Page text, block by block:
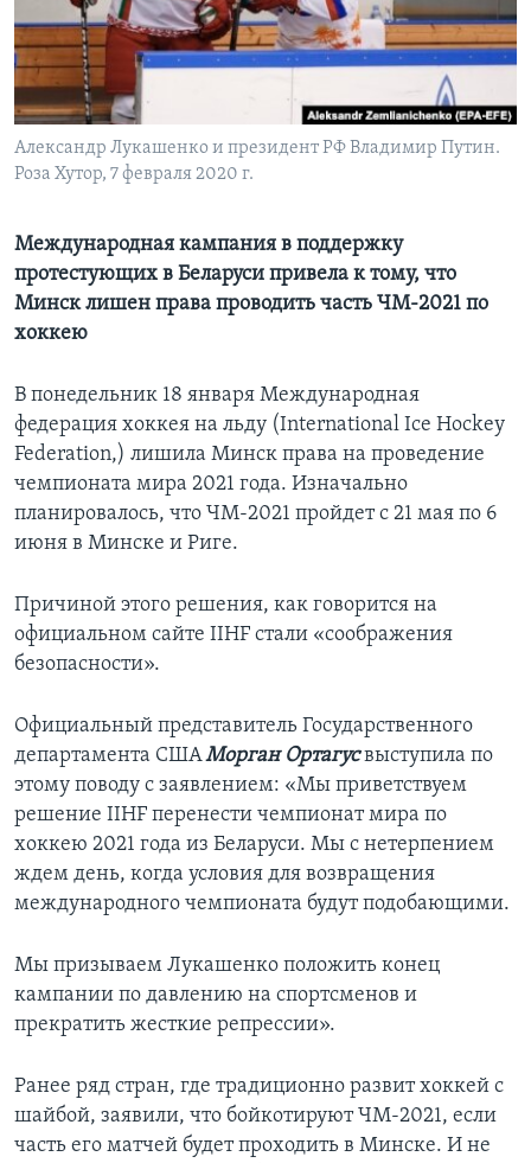
Learning English
СОЦИАЛЬНЫЕ СЕТИ
Александр Лукашенко и президент РФ Владимир Путин.
Роза Хутор, 7 февраля 2020 г.
Международная кампания в поддержку
протестующих в Беларуси привела к тому, что
Минск лишен права проводить часть ЧМ-2021 по
хоккею
В понедельник 18 января Международная
федерация хоккея на льду (International Ice Hockey
Federation,) лишила Минск права на проведение
чемпионата мира 2021 года. Изначально
планировалось, что ЧМ-2021 пройдет с 21 мая по 6
июня в Минске и Риге.
Причиной этого решения, как говорится на
официальном сайте IIHF стали «соображения
безопасности».
Официальный представитель Государственного
департамента СШАМорган Ортагусвыступила по
этому поводу с заявлением: «Мы приветствуем
решение IIHF перенести чемпионат мира по
хоккею 2021 года из Беларуси. Мы с нетерпением
ждем день, когда условия для возвращения
международного чемпионата будут подобающими.
Мы призываем Лукашенко положить конец
кампании по давлению на спортсменов и
прекратить жесткие репрессии».
Ранее ряд стран, где традиционно развит хоккей с
шайбой, заявили, что бойкотируют ЧМ-2021, если
часть его матчей будет проходить в Минске. И не